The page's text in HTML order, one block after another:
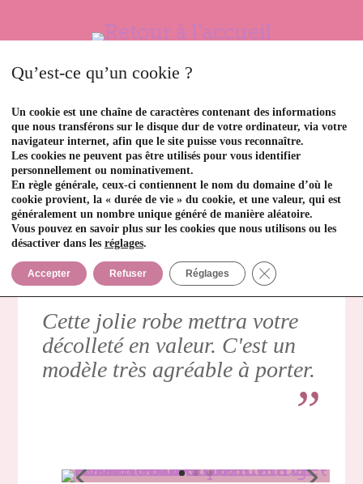
Telma
Cette jolie robe mettra votre
décolleté en valeur. C'est un
modèle très agréable à porter.
Qu’est-ce qu’un cookie ?
Un cookie est une chaîne de caractères contenant des informations
que nous transférons sur le disque dur de votre ordinateur, via votre
navigateur internet, afin que le site puisse vous reconnaître.
Les cookies ne peuvent pas être utilisés pour vous identifier
personnellement ou nominativement.
En règle générale, ceux-ci contiennent le nom du domaine d’où le
cookie provient, la « durée de vie » du cookie, et une valeur, qui est
généralement un nombre unique généré de manière aléatoire.
Vous pouvez en savoir plus sur les cookies que nous utilisons ou les
désactiver dans les réglages.
Accepter Refuser Réglages Fermer la